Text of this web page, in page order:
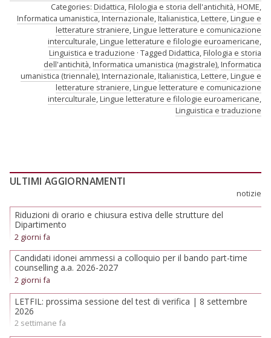
Categories: Didattica,Filologia e storia dell'antichità,HOME,
Informatica umanistica,Internazionale,Italianistica,Lettere,Lingue e
letterature straniere,Lingue letterature e comunicazione
interculturale,Lingue letterature e filologie euroamericane,
Linguistica e traduzione Tagged Didattica,Filologia e storia
dell'antichità,Informatica umanistica (magistrale),Informatica
umanistica (triennale),Internazionale,Italianistica,Lettere,Lingue e
letterature straniere,Lingue letterature e comunicazione
interculturale,Lingue letterature e filologie euroamericane,
Linguistica e traduzione
ULTIMI AGGIORNAMENTI
notizie
Riduzioni di orario e chiusura estiva delle strutture del
Dipartimento
2 giorni fa
Candidati idonei ammessi a colloquio per il bando part-time
counselling a.a. 2026-2027
2 giorni fa
LETFIL: prossima sessione del test di verifica | 8 settembre
2026
2 settimane fa